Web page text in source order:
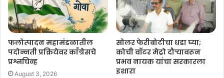
फलोत्पादन महामंडळातील
पदोन्नती प्रक्रियेवर काँग्रेसचे
प्रश्नचिन्ह
August 3, 2026
सोलर फेरीबोटीचा धडा घ्या;
कोची वॉटर मेट्रो दौऱ्यावरून
प्रभव नायक यांचा सरकारला
इशारा